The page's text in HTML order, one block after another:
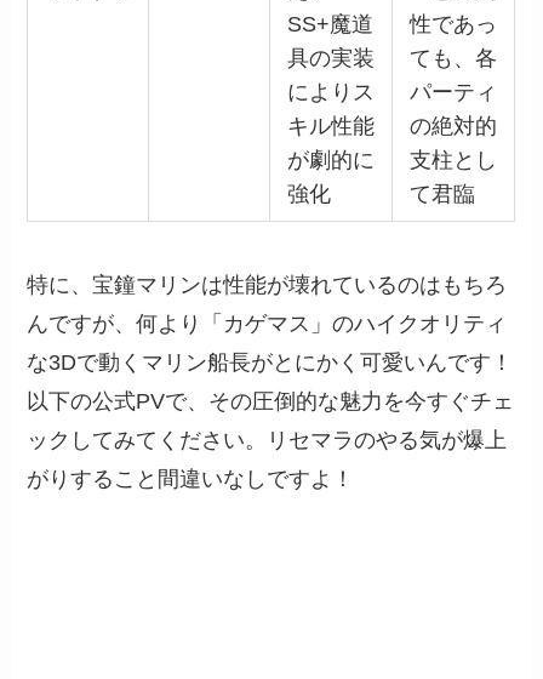
SS+魔道
具の実装
によりス
キル性能
が劇的に
強化
性であっ
ても、各
パーティ
の絶対的
支柱とし
て君臨
特に、宝鐘マリンは性能が壊れているのはもちろ
んですが、何より「カゲマス」のハイクオリティ
な3Dで動くマリン船長がとにかく可愛いんです！
以下の公式PVで、その圧倒的な魅力を今すぐチェ
ックしてみてください。リセマラのやる気が爆上
がりすること間違いなしですよ！